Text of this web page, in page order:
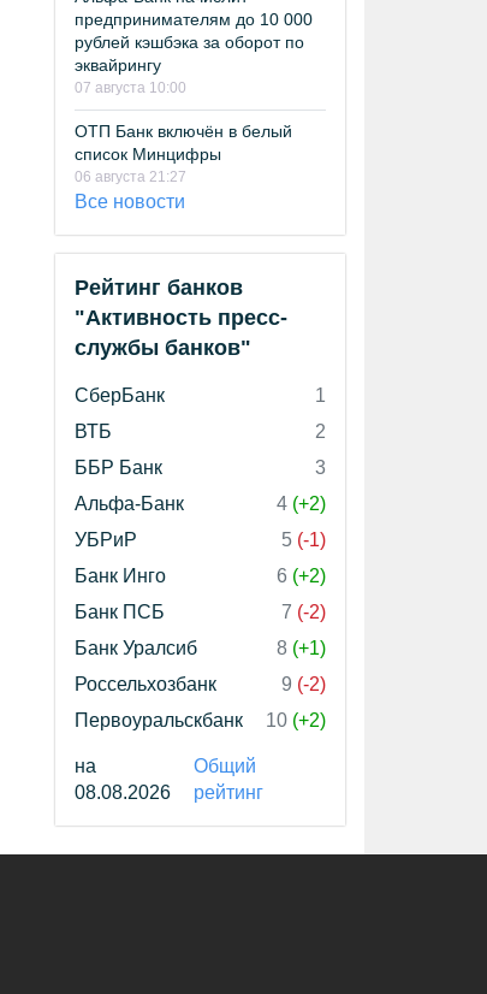
предпринимателям до 10 000
рублей кэшбэка за оборот по
эквайрингу
07 августа 10:00
ОТП Банк включён в белый
список Минцифры
06 августа 21:27
Все новости
Рейтинг банков
"Активность пресс-
службы банков"
СберБанк
1
ВТБ
2
ББР Банк
3
Альфа-Банк
4 (+2)
УБРиР
5 (-1)
Банк Инго
6 (+2)
Банк ПСБ
7 (-2)
Банк Уралсиб
8 (+1)
Россельхозбанк
9 (-2)
Первоуральскбанк
10 (+2)
на
08.08.2026
Общий
рейтинг